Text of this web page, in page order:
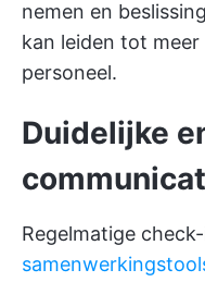
nemen en
kan leiden tot
personeel.
Duidelijke
Regelmatige